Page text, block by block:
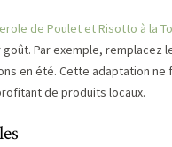
de Poulet et Risotto à la
Par exemple, remplacez
en été. Cette adaptation ne
de produits locaux.